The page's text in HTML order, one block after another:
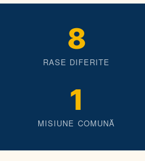
8
RASE DIFERITE
1
MISIUNE COMUNĂ